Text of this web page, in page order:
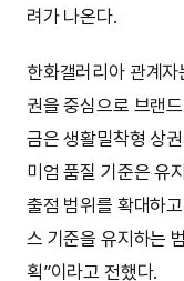
려가 나온다.
한화갤러리아 관계자
권을 중심으로 브랜
금은 생활밀착형 상
미엄 품질 기준은 유
출점 범위를 확대하
스 기준을 유지하는
획”이라고 전했다.